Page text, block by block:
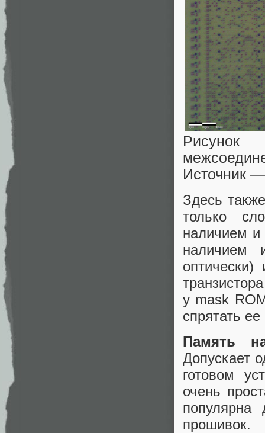
Источник
Здесь
только
наличием и
наличием
у mask
спрятать
Память
Допускает
готовом
очень
популярна
прошивок.